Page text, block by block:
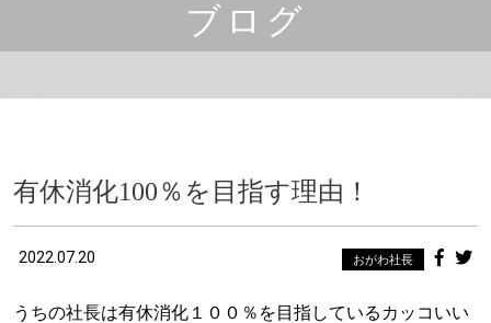
ブログ
有休消化100％を目指す理由！
2022.07.20 おがわ社長
うちの社長は有休消化１００％を目指しているカッコいい